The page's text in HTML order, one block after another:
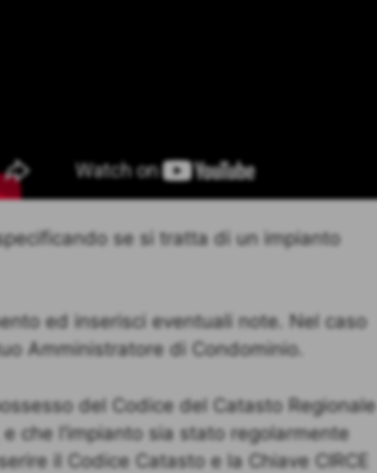
se si tratta di un impianto
ed inserisci eventuali note. Nel caso
Amministratore di Condominio.
del Codice del Catasto Regionale
e che l’impianto sia stato regolarmente
il Codice Catasto e la Chiave CIRCE